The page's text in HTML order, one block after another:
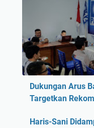
Dukungan Arus
Targetkan
Haris-Sani